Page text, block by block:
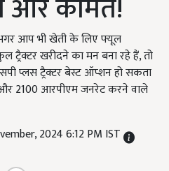
आप भी खेती के लिए फ्यूल
ट्रैक्टर खरीदने का मन बना रहे हैं, तो
प्लस ट्रैक्टर बेस्ट ऑप्शन हो सकता
2100 आरपीएम जनरेट करने वाले
2024 6:12 PM IST